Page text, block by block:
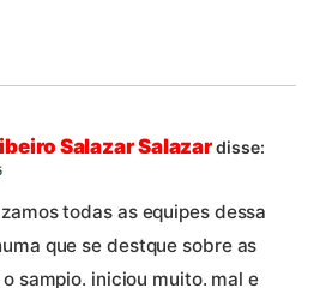
Salazar Salazardisse:
todas as equipes dessa
que se destque sobre as
sampio. iniciou muito. mal e